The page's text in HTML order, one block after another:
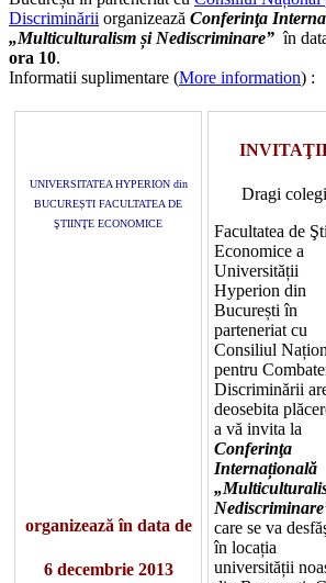
Discriminării organizează Conferinţa
„Multiculturalism și Nediscriminare” în
ora 10.
Informatii suplimentare (More information) :
UNIVERSITATEA HYPERION din
BUCUREȘTI FACULTATEA DE
ŞTIINŢE ECONOMICE
organizează în data de
6 decembrie 2013
Dragi
Facultatea de
Economice a
Universității
Hyperion din
București în
parteneriat cu
Consiliul
pentru
Discriminării
deosebita
a vă invita la
Conferinţa
Internațională
care se va
în locația
universității